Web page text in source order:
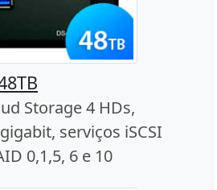
Storage 4 HDs,
serviços iSCSI
0,1,5, 6 e 10